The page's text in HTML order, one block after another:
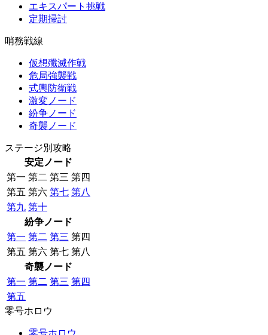
エキスパート挑戦
定期掃討
哨務戦線
仮想殲滅作戦
危局強襲戦
式輿防衛戦
激変ノード
紛争ノード
奇襲ノード
ステージ別攻略
安定ノード
第一 第二 第三 第四
第五 第六 第七 第八
第九 第十
紛争ノード
第一 第二 第三 第四
第五 第六 第七 第八
奇襲ノード
第一 第二 第三 第四
第五
零号ホロウ
零号ホロウ